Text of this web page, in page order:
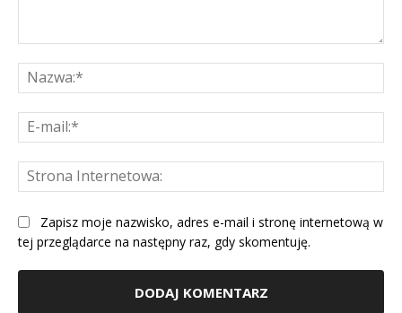
Zapisz moje nazwisko, adres e-mail i stronę internetową w
tej przeglądarce na następny raz, gdy skomentuję.